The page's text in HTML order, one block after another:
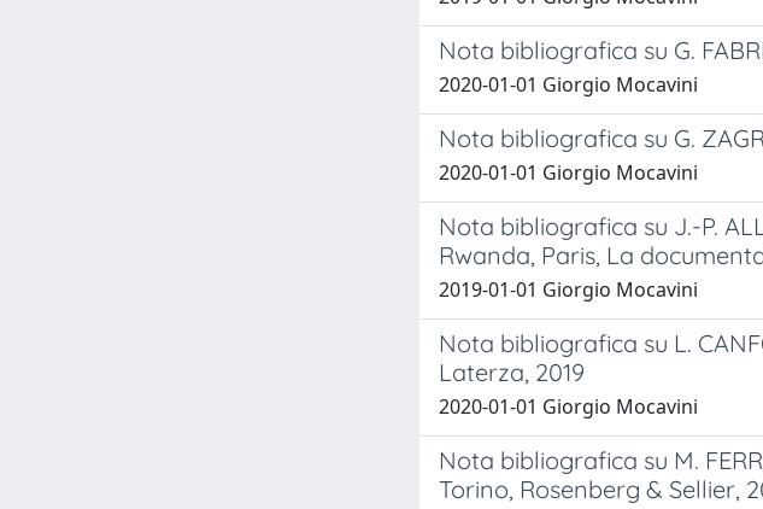
Nota bibliografica su G.
2020-01-01 Giorgio Mocavini
Nota bibliografica su G.
2020-01-01 Giorgio Mocavini
Nota bibliografica su J.-P.
Rwanda, Paris, La
2019-01-01 Giorgio Mocavini
Nota bibliografica su L.
Laterza, 2019
2020-01-01 Giorgio Mocavini
Nota bibliografica su M.
Torino, Rosenberg & Sellier,